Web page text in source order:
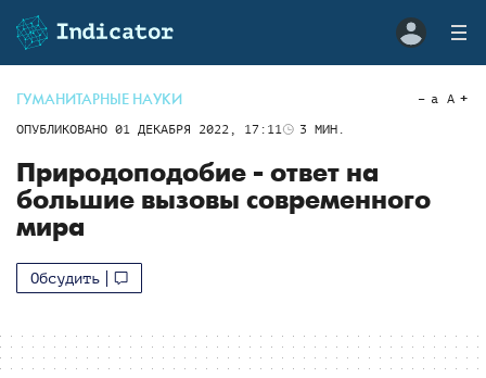
ГУМАНИТАРНЫЕ НАУКИ
ОПУБЛИКОВАНО 01 ДЕКАБРЯ 2022, 17:11 3 МИН.
a A
Природоподобие - ответ на
большие вызовы современного
мира
Обсудить